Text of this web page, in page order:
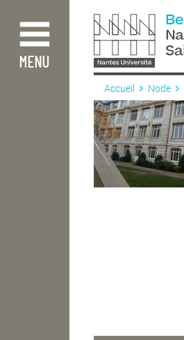
contenu
principal
MENU
Accueil Node